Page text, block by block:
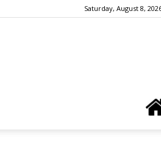
Saturday, August 8,